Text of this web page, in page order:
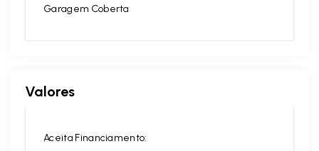
Garagem Coberta
Valores
Aceita Financiamento: